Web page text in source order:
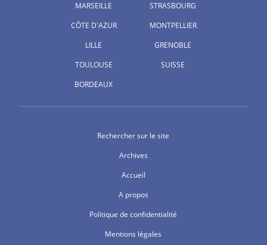
MARSEILLE
CÔTE D'AZUR
LILLE
TOULOUSE
BORDEAUX
STRASBOURG
MONTPELLIER
GRENOBLE
SUISSE
Rechercher sur le site
Archives
Accueil
A propos
Politique de confidentialité
Mentions légales